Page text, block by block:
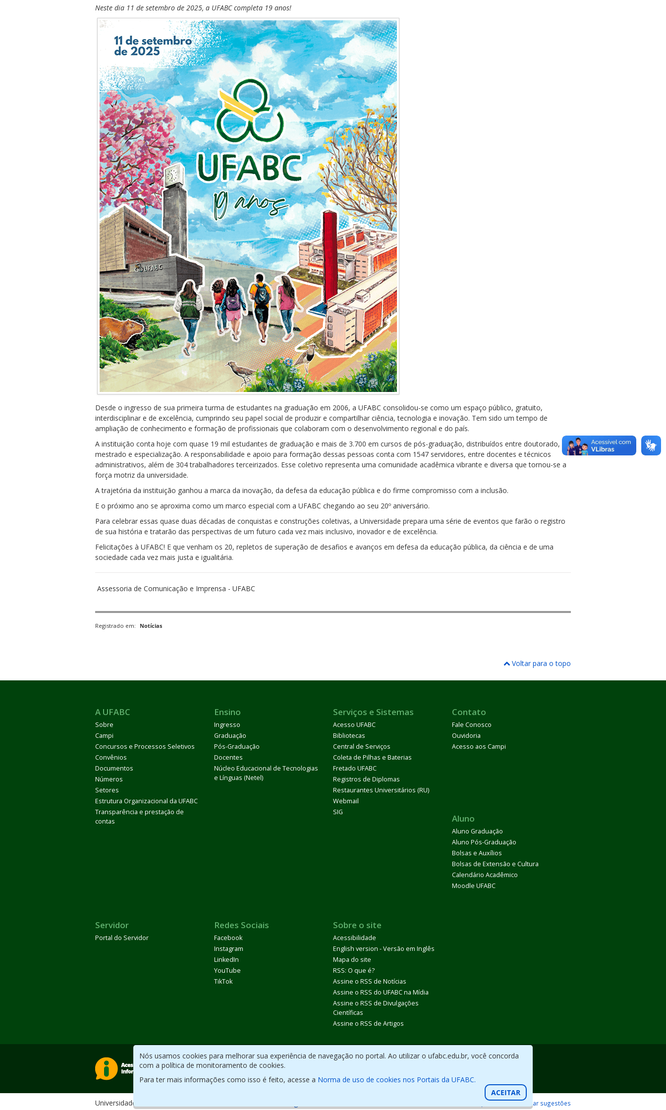
Nós usamos cookies para melhorar sua experiência de navegação no portal. Ao utilizar o ufabc.edu.br, você concorda
com a política de monitoramento de cookies.
Para ter mais informações como isso é feito, acesse a Norma de uso de cookies nos Portais da UFABC.
ACEITAR
Neste dia 11 de setembro de 2025, a UFABC completa 19 anos!
Desde o ingresso de sua primeira turma de estudantes na graduação em 2006, a UFABC consolidou-se como um espaço público, gratuito,
interdisciplinar e de excelência, cumprindo seu papel social de produzir e compartilhar ciência, tecnologia e inovação. Tem sido um tempo de
ampliação de conhecimento e formação de profissionais que colaboram com o desenvolvimento regional e do país.
A instituição conta hoje com quase 19 mil estudantes de graduação e mais de 3.700 em cursos de pós-graduação, distribuídos entre doutorado,
mestrado e especialização. A responsabilidade e apoio para formação dessas pessoas conta com 1547 servidores, entre docentes e técnicos
administrativos, além de 304 trabalhadores terceirizados. Esse coletivo representa uma comunidade acadêmica vibrante e diversa que tornou-se a
força motriz da universidade.
A trajetória da instituição ganhou a marca da inovação, da defesa da educação pública e do firme compromisso com a inclusão.
E o próximo ano se aproxima como um marco especial com a UFABC chegando ao seu 20º aniversário.
Para celebrar essas quase duas décadas de conquistas e construções coletivas, a Universidade prepara uma série de eventos que farão o registro
de sua história e tratarão das perspectivas de um futuro cada vez mais inclusivo, inovador e de excelência.
Felicitações à UFABC! E que venham os 20, repletos de superação de desafios e avanços em defesa da educação pública, da ciência e de uma
sociedade cada vez mais justa e igualitária.
Assessoria de Comunicação e Imprensa - UFABC
Registrado em: Notícias
Voltar para o topo
A UFABC
Sobre
Campi
Concursos e Processos Seletivos
Convênios
Documentos
Números
Setores
Estrutura Organizacional da UFABC
Transparência e prestação de
contas
Ensino
Ingresso
Graduação
Pós-Graduação
Docentes
Núcleo Educacional de Tecnologias
e Línguas (Netel)
Serviços e Sistemas
Acesso UFABC
Bibliotecas
Central de Serviços
Coleta de Pilhas e Baterias
Fretado UFABC
Registros de Diplomas
Restaurantes Universitários (RU)
Webmail
SIG
Contato
Fale Conosco
Ouvidoria
Acesso aos Campi
Aluno
Aluno Graduação
Aluno Pós-Graduação
Bolsas e Auxílios
Bolsas de Extensão e Cultura
Calendário Acadêmico
Moodle UFABC
Servidor
Portal do Servidor
Redes Sociais
Facebook
Instagram
LinkedIn
YouTube
TikTok
Sobre o site
Acessibilidade
English version - Versão em Inglês
Mapa do site
RSS: O que é?
Assine o RSS de Notícias
Assine o RSS do UFABC na Mídia
Assine o RSS de Divulgações
Científicas
Assine o RSS de Artigos
Universidade Federal do ABC. Desenvolvido com CMS de Reportar erros / Enviar sugestões